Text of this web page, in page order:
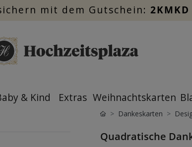
mit dem Gutschein: 2KMKD
& Kind Extras Weihnachtskarten
Dankeskarten
Quadratische